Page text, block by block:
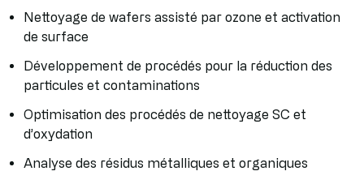
Nettoyage de wafers assisté par ozone et activation
de surface
Développement de procédés pour la réduction des
particules et contaminations
Optimisation des procédés de nettoyage SC et
d’oxydation
Analyse des résidus métalliques et organiques